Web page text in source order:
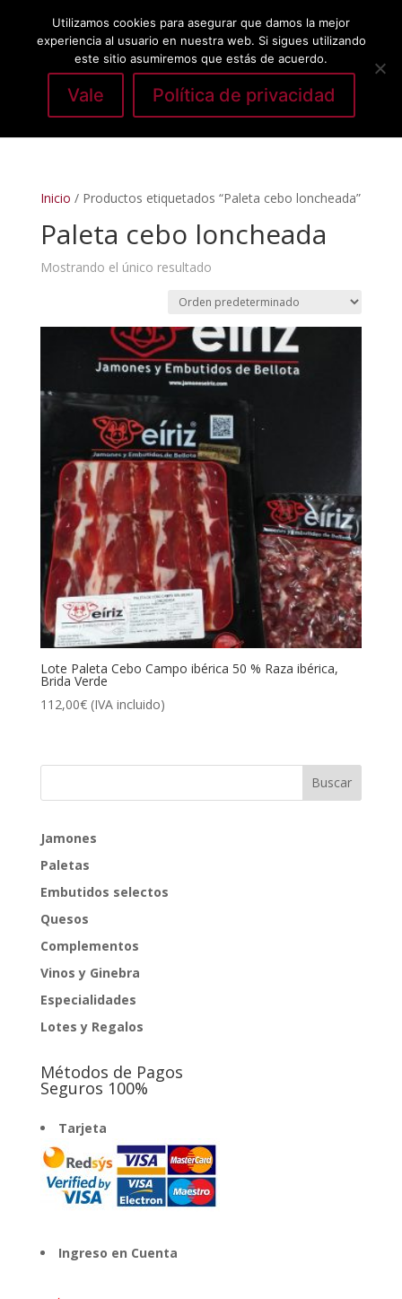
Seleccionar página
Inicio / Productos etiquetados “Paleta cebo loncheada”
Paleta cebo loncheada
Mostrando el único resultado
Lote Paleta Cebo Campo ibérica 50 % Raza ibérica,
Brida Verde
112,00€ (IVA incluido)
Jamones
Paletas
Embutidos selectos
Quesos
Complementos
Vinos y Ginebra
Especialidades
Lotes y Regalos
Métodos de Pagos
Seguros 100%
Tarjeta
Ingreso en Cuenta
Utilizamos cookies para asegurar que damos la mejor
experiencia al usuario en nuestra web. Si sigues utilizando
este sitio asumiremos que estás de acuerdo.
Vale Política de privacidad